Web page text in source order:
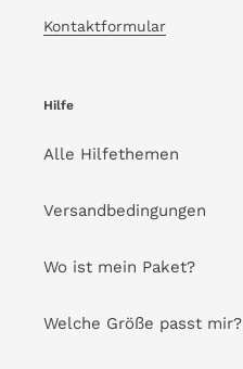
Kontaktformular
Hilfe
Alle Hilfethemen
Versandbedingungen
Wo ist mein Paket?
Welche Größe passt mir?